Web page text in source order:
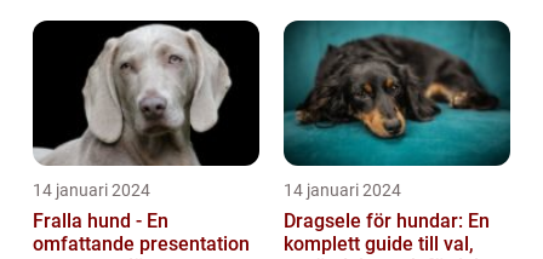
14 januari 2024
Fralla hund - En
omfattande presentation
14 januari 2024
Dragsele för hundar: En
komplett guide till val,